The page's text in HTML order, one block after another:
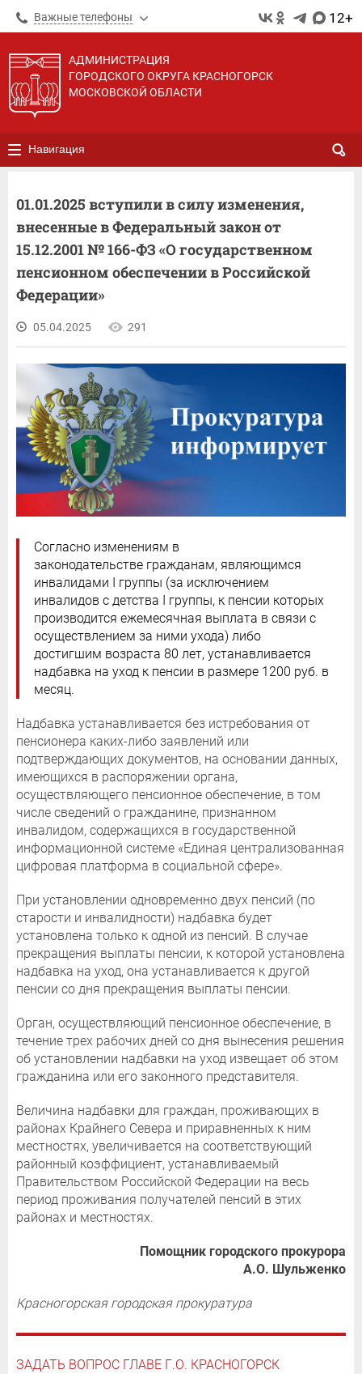
Важные телефоны 12+
АДМИНИСТРАЦИЯ
ГОРОДСКОГО ОКРУГА КРАСНОГОРСК
МОСКОВСКОЙ ОБЛАСТИ
Навигация
01.01.2025 вступили в силу изменения,
внесенные в Федеральный закон от
15.12.2001 № 166-ФЗ «О государственном
пенсионном обеспечении в Российской
Федерации»
05.04.2025 291
Согласно изменениям в
законодательстве гражданам, являющимся
инвалидами I группы (за исключением
инвалидов с детства I группы, к пенсии которых
производится ежемесячная выплата в связи с
осуществлением за ними ухода) либо
достигшим возраста 80 лет, устанавливается
надбавка на уход к пенсии в размере 1200 руб. в
месяц.
Надбавка устанавливается без истребования от
пенсионера каких-либо заявлений или
подтверждающих документов, на основании данных,
имеющихся в распоряжении органа,
осуществляющего пенсионное обеспечение, в том
числе сведений о гражданине, признанном
инвалидом, содержащихся в государственной
информационной системе «Единая централизованная
цифровая платформа в социальной сфере».
При установлении одновременно двух пенсий (по
старости и инвалидности) надбавка будет
установлена только к одной из пенсий. В случае
прекращения выплаты пенсии, к которой установлена
надбавка на уход, она устанавливается к другой
пенсии со дня прекращения выплаты пенсии.
Орган, осуществляющий пенсионное обеспечение, в
течение трех рабочих дней со дня вынесения решения
об установлении надбавки на уход извещает об этом
гражданина или его законного представителя.
Величина надбавки для граждан, проживающих в
районах Крайнего Севера и приравненных к ним
местностях, увеличивается на соответствующий
районный коэффициент, устанавливаемый
Правительством Российской Федерации на весь
период проживания получателей пенсий в этих
районах и местностях.
Помощник городского прокурора
​​​​​​​А.О. Шульженко
Красногорская городская прокуратура
ЗАДАТЬ ВОПРОС ГЛАВЕ Г.О. КРАСНОГОРСК